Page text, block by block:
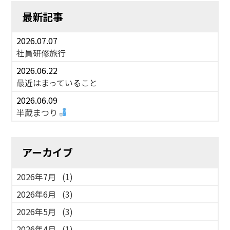
最新記事
2026.07.07
社員研修旅行
2026.06.22
最近はまっていること
2026.06.09
半蔵まつり
アーカイブ
2026年7月
(1)
2026年6月
(3)
2026年5月
(3)